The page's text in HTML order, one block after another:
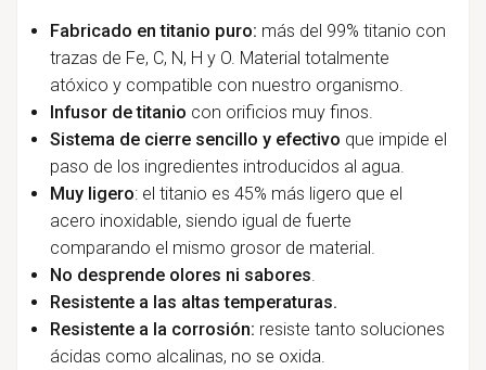
Fabricado en titanio puro: más del 99% titanio con
trazas de Fe, C, N, H y O. Material totalmente
atóxico y compatible con nuestro organismo.
Infusor de titanio con orificios muy finos.
Sistema de cierre sencillo y efectivo que impide el
paso de los ingredientes introducidos al agua.
Muy ligero: el titanio es 45% más ligero que el
acero inoxidable, siendo igual de fuerte
comparando el mismo grosor de material.
No desprende olores ni sabores.
Resistente a las altas temperaturas.
Resistente a la corrosión: resiste tanto soluciones
ácidas como alcalinas, no se oxida.